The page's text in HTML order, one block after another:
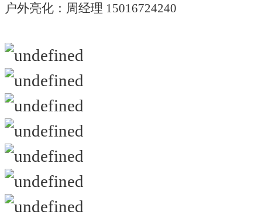
户外亮化：周经理 15016724240